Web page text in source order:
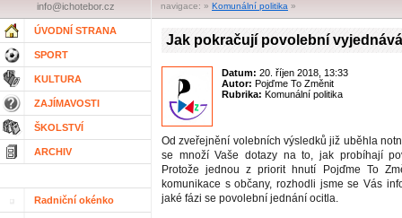
navigace: » Komunální politika »
info@ichotebor.cz
ÚVODNÍ STRANA
SPORT
KULTURA
ZAJÍMAVOSTI
ŠKOLSTVÍ
ARCHIV
Radniční okénko
Jak pokračují povolební
Datum: 20. říjen 2018, 13:33
Autor: Pojďme To Změnit
Rubrika: Komunální politika
Od zveřejnění volebních výsledků již uběhla
se množí Vaše dotazy na to, jak probíhají
Protože jednou z priorit hnutí Pojďme To
komunikace s občany, rozhodli jsme se Vás
jaké fázi se povolební jednání ocitla.